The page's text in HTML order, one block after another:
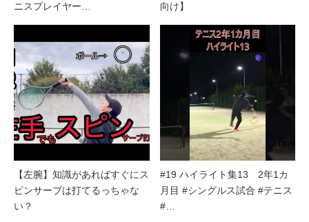
ニスプレイヤー…
向け】
【左腕】知識があればすぐにス
ピンサーブは打てるっちゃな
い？
#19 ハイライト集13 2年1カ
月目 #シングルス試合 #テニス
#…